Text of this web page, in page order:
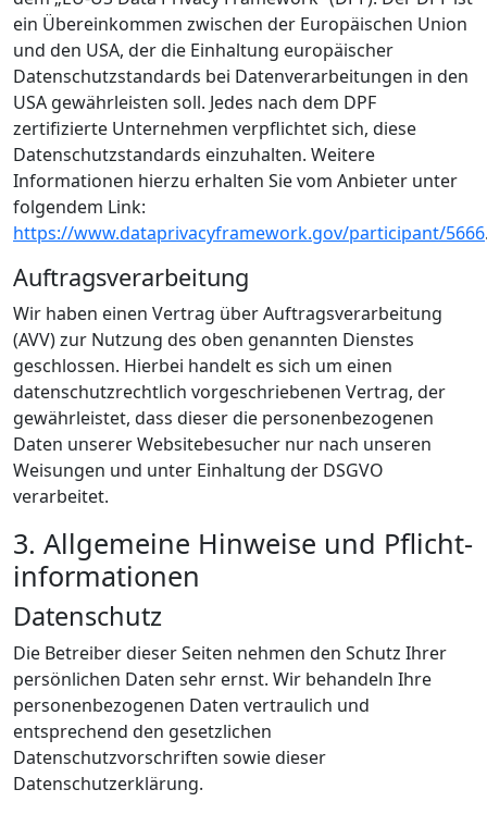
ein Übereinkommen zwischen der Europäischen Union
und den USA, der die Einhaltung europäischer
Datenschutzstandards bei Datenverarbeitungen in den
USA gewährleisten soll. Jedes nach dem DPF
zertifizierte Unternehmen verpflichtet sich, diese
Datenschutzstandards einzuhalten. Weitere
Informationen hierzu erhalten Sie vom Anbieter unter
folgendem Link:
https://www.dataprivacyframework.gov/participant/5666
Auftragsverarbeitung
Wir haben einen Vertrag über Auftragsverarbeitung
(AVV) zur Nutzung des oben genannten Dienstes
geschlossen. Hierbei handelt es sich um einen
datenschutzrechtlich vorgeschriebenen Vertrag, der
gewährleistet, dass dieser die personenbezogenen
Daten unserer Websitebesucher nur nach unseren
Weisungen und unter Einhaltung der DSGVO
verarbeitet.
3. Allgemeine Hinweise und Pflicht­
informationen
Datenschutz
Die Betreiber dieser Seiten nehmen den Schutz Ihrer
persönlichen Daten sehr ernst. Wir behandeln Ihre
personenbezogenen Daten vertraulich und
entsprechend den gesetzlichen
Datenschutzvorschriften sowie dieser
Datenschutzerklärung.